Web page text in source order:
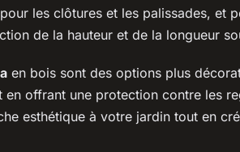
les clôtures et les palissades, et
de la hauteur et de la longueur
en bois sont des options plus
en offrant une protection contre les
esthétique à votre jardin tout en